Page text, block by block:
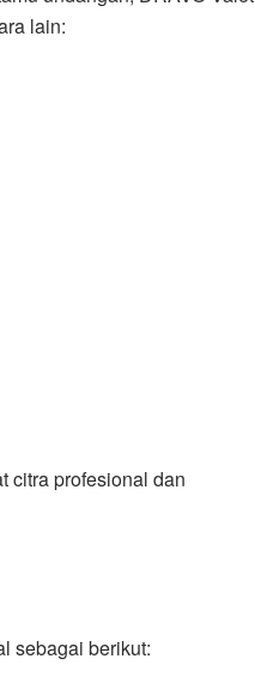
lain:
citra profesional dan
sebagai berikut: